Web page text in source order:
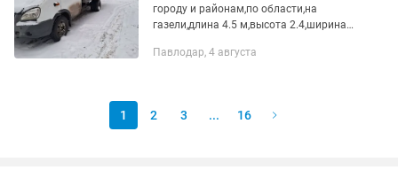
городу и районам,по области,на
газели,длина 4.5 м,высота 2.4,ширина
часовая,один час 5 тысяч,либо
Павлодар, 4 августа
1 2 3 ... 16